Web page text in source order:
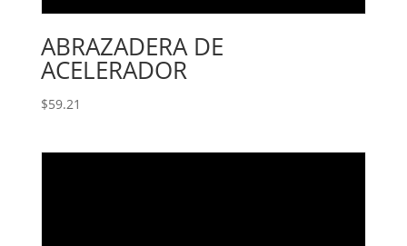
ABRAZADERA DE
ACELERADOR
$59.21